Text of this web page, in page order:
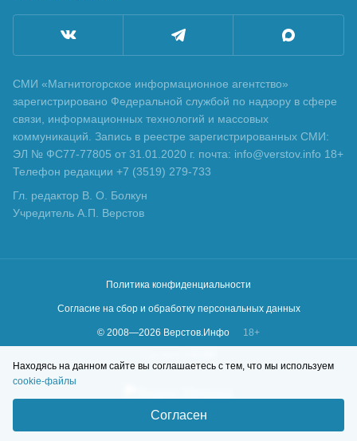
СМИ «Магнитогорское информационное агентство»
зарегистрировано Федеральной службой по надзору в сфере
связи, информационных технологий и массовых
коммуникаций. Запись в реестре зарегистрированных СМИ:
ЭЛ № ФС77-77805 от 31.01.2020 г. почта: info@verstov.info 18+
Телефон редакции +7 (3519) 279-733
Гл. редактор В. О. Болкун
Учредитель А.П. Верстов
Политика конфиденциальности
Согласие на сбор и обработку персональных данных
© 2008—2026 Верстов.Инфо
18+
Находясь на данном сайте вы соглашаетесь с тем, что мы используем
cookie-файлы
Согласен